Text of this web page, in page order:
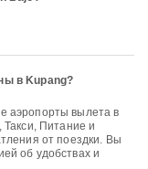
в Kupang?
вылета в
Питание и
от поездки. Вы
об удобствах и